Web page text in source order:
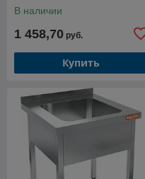
В наличии
1 458,70 руб.
Купить